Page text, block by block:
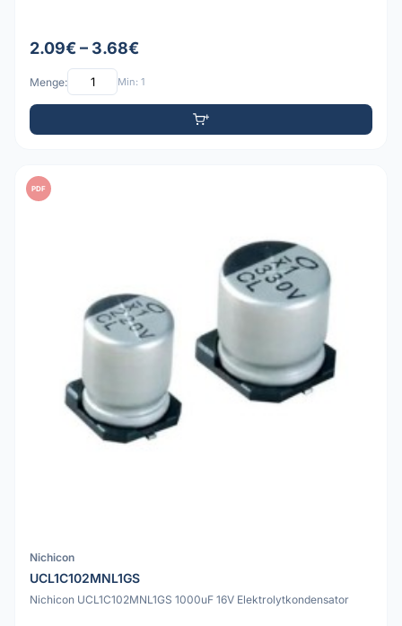
2.09€ – 3.68€
Menge: Min: 1
PDF
Nichicon
UCL1C102MNL1GS
Nichicon UCL1C102MNL1GS 1000uF 16V Elektrolytkondensator